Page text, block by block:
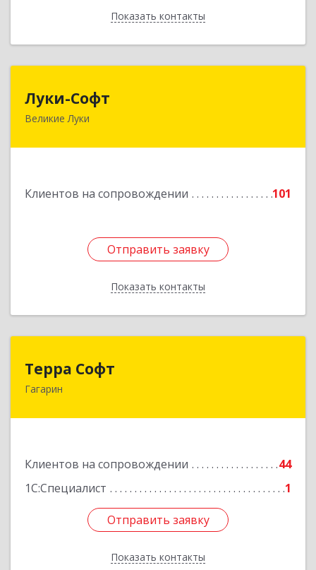
Показать контакты
Назад
Луки-Софт
Великие Луки
Клиентов на сопровождении 101
Отправить заявку
Показать контакты
182113, Псковская обл, Великие Луки г,
Отправить заявку
Назад
Терра Софт
Гагарин
Клиентов на сопровождении
44
1С:Специалист
1
Отправить заявку
Показать контакты
215010, Смоленская обл, Гагарин г, Ленина ул,
Отправить заявку
Назад